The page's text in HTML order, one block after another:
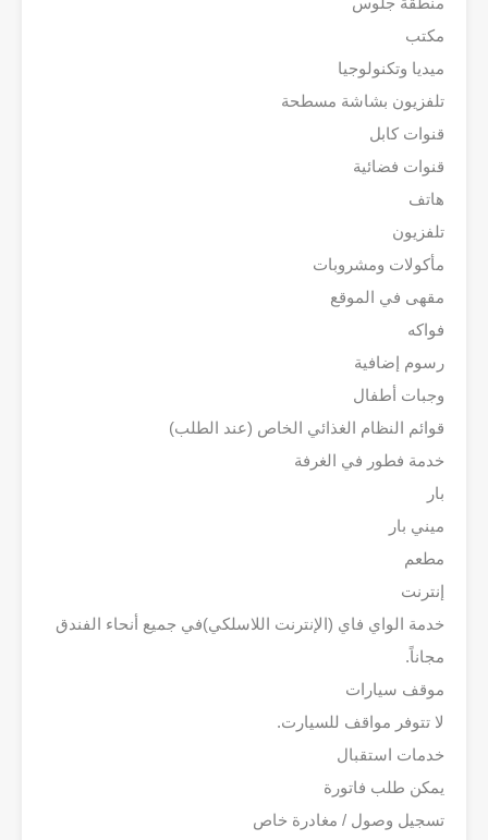
مكتب
ميديا وتكنولوجيا
تلفزيون بشاشة مسطحة
قنوات كابل
قنوات فضائية
هاتف
تلفزيون
مأكولات ومشروبات
مقهى في الموقع
فواكه
رسوم إضافية
وجبات أطفال
قوائم النظام الغذائي الخاص (عند الطلب)
خدمة فطور في الغرفة
بار
ميني بار
مطعم
إنترنت
خدمة الواي فاي (الإنترنت اللاسلكي)في جميع أنحاء الفندق
مجاناً.
موقف سيارات
ﻻ تتوفر مواقف للسيارت.
خدمات استقبال
يمكن طلب فاتورة
تسجيل وصول / مغادرة خاص